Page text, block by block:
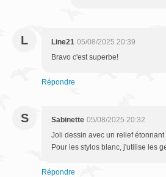
L Line21 05/08/2025 20:39
Bravo c'est superbe!
Répondre
S Sabinette 05/08/2025 20:32
Joli dessin avec un relief
Pour les stylos blanc, j'utilise les
Répondre